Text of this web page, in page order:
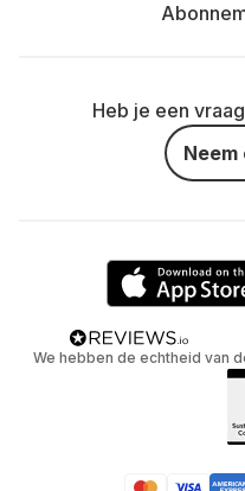
Heb je een
We hebben de echtheid van